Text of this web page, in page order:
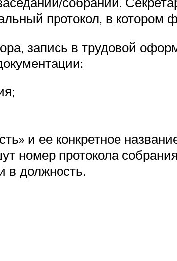
протокол, в котором
запись в трудовой
и ее конкретное
номер протокола
в должность.